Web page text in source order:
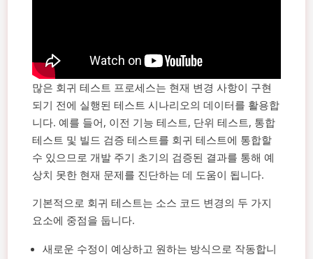
많은 회귀 테스트 프로세스는 현재 변경 사항이 구현
되기 전에 실행된 테스트 시나리오의 데이터를 활용합
니다. 예를 들어, 이전 기능 테스트, 단위 테스트, 통합
테스트 및 빌드 검증 테스트를 회귀 테스트에 통합할
수 있으므로 개발 주기 초기의 검증된 결과를 통해 예
상치 못한 현재 문제를 진단하는 데 도움이 됩니다.
기본적으로 회귀 테스트는 소스 코드 변경의 두 가지
요소에 중점을 둡니다.
새로운 수정이 예상하고 원하는 방식으로 작동합니